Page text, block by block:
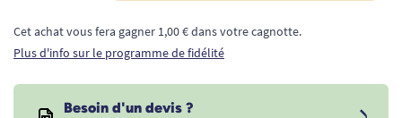
Cet achat vous fera gagner 1,00 € dans votre cagnotte.
Plus d'info sur le programme de fidélité
Besoin d'un devis ?